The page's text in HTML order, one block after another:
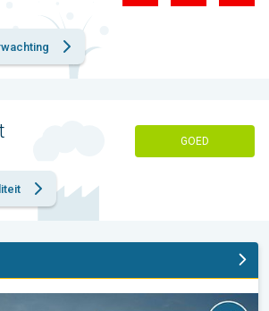
GOED
Weer&Radar uploader. . .